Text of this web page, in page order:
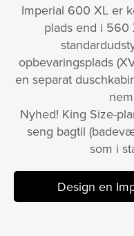
Imperial 600 XL er
plads end i 560
opbevaringsplads
en separat
Nyhed! King Size-
seng bagtil
som i
Design en